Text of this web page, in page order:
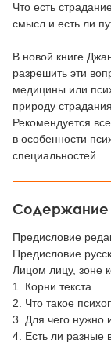
Что есть
смысл и есть ли
В новой книге
разрешить эти
медицины или
природу
Рекомендуется
в особенности
специальностей.
Содержание
Предисловие
Предисловие
Лицом лицу, зоне
1. Корни текста
2. Что такое
3. Для чего нужно
4. Есть ли разные